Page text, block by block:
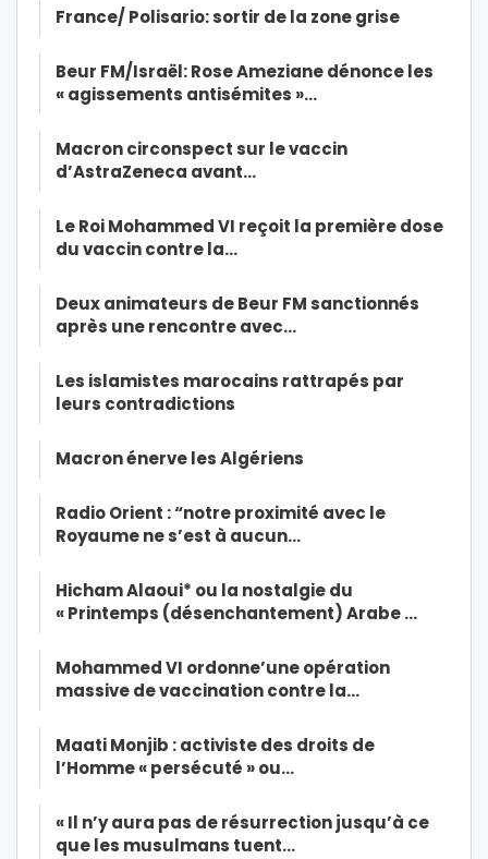
France/ Polisario: sortir de la zone grise
Beur FM/Israël: Rose Ameziane dénonce les
« agissements antisémites »…
Macron circonspect sur le vaccin
d’AstraZeneca avant…
Le Roi Mohammed VI reçoit la première dose
du vaccin contre la…
Deux animateurs de Beur FM sanctionnés
après une rencontre avec…
Les islamistes marocains rattrapés par
leurs contradictions
Macron énerve les Algériens
Radio Orient : “notre proximité avec le
Royaume ne s’est à aucun…
Hicham Alaoui* ou la nostalgie du
« Printemps (désenchantement) Arabe …
Mohammed VI ordonne’une opération
massive de vaccination contre la…
Maati Monjib : activiste des droits de
l’Homme « persécuté » ou…
« Il n’y aura pas de résurrection jusqu’à ce
que les musulmans tuent…